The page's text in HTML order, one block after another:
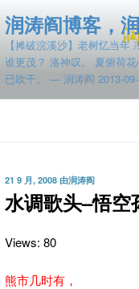
至
容
润涛阎博客，
【摊破浣溪沙】老树忆当
谁更茂？ 洛神叹。 夏俯荷
已吹干。 — 润涛阎 2013-
发
于
21 9 月, 2008 由润涛阎
水调歌头–悟空
Views: 80
熊市几时有，